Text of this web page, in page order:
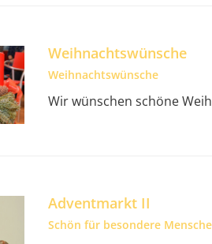
Weihnachtswünsche
Weihnachtswünsche
Wir wünschen schöne
Adventmarkt II
Schön für besondere